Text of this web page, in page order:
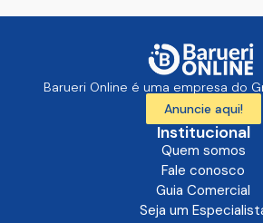
Barueri Online é uma empresa do
Anuncie aqui!
Institucional
Quem somos
Fale conosco
Guia Comercial
Seja um